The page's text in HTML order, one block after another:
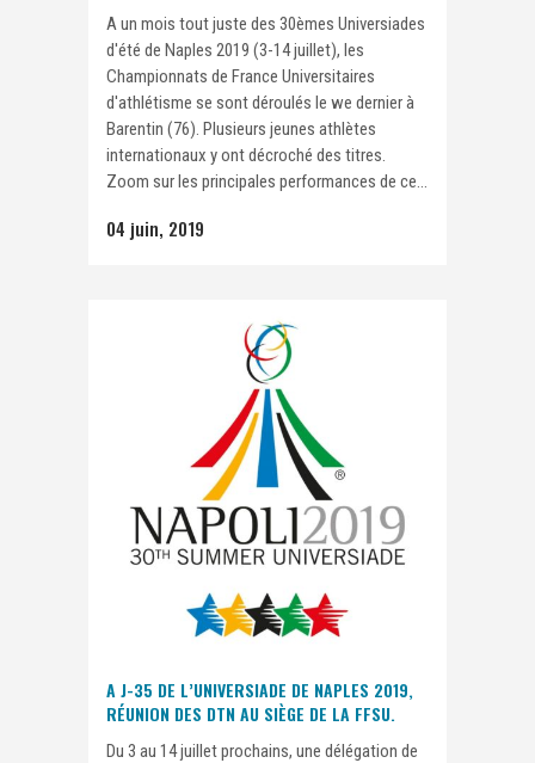
A un mois tout juste des 30èmes Universiades
d'été de Naples 2019 (3-14 juillet), les
Championnats de France Universitaires
d'athlétisme se sont déroulés le we dernier à
Barentin (76). Plusieurs jeunes athlètes
internationaux y ont décroché des titres.
Zoom sur les principales performances de ce...
04 juin, 2019
A J-35 DE L’UNIVERSIADE DE NAPLES 2019,
RÉUNION DES DTN AU SIÈGE DE LA FFSU.
Du 3 au 14 juillet prochains, une délégation de